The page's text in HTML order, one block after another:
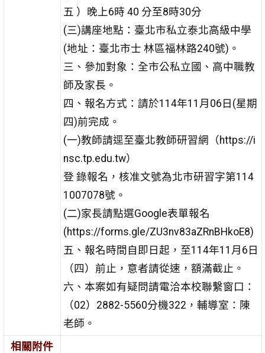
五 ）晚上6時 40 分至8時30分
(三)講座地點：臺北市私立泰北高級中學
(地址：臺北市士 林區福林路240號)。
三、參加對象：全市公私立國、高中職教
師及家長。
四、報名方式：請於114年11月06日(星期
四)前完成。
(一)教師請逕至臺北教師研習網（https://i
nsc.tp.edu.tw）
登 錄報名，核准文號為北市研習字第114
1007078號。
(二)家長請點選Google表單報名
(https://forms.gle/ZU3nv83aZRnBHkoE8)
五、報名時間自即日起，至114年11月6日
（四）前止，意者請從速，額滿截止。
六、本案如有疑問請電洽本校聯繫窗口：
（02）2882-5560分機322，輔導室：陳
老師。
相關附件